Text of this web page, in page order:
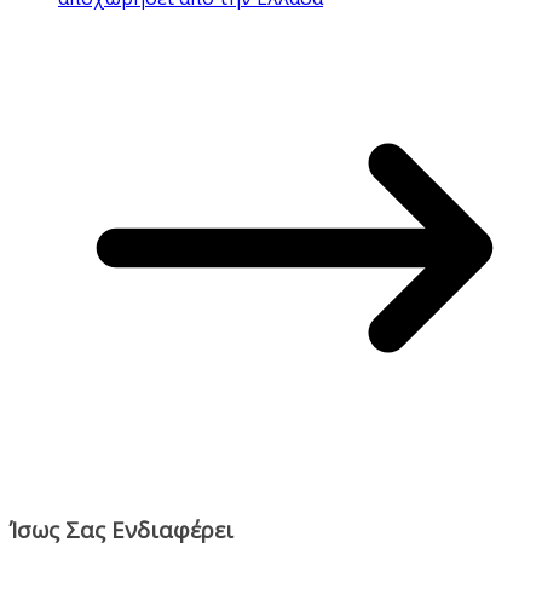
Ίσως Σας Ενδιαφέρει